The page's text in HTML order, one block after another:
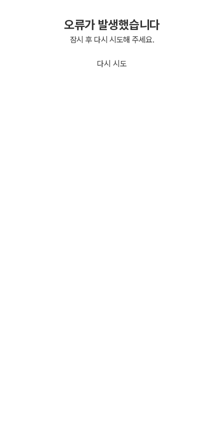
오류가 발생했습니다
잠시 후 다시 시도해 주세요.
다시 시도